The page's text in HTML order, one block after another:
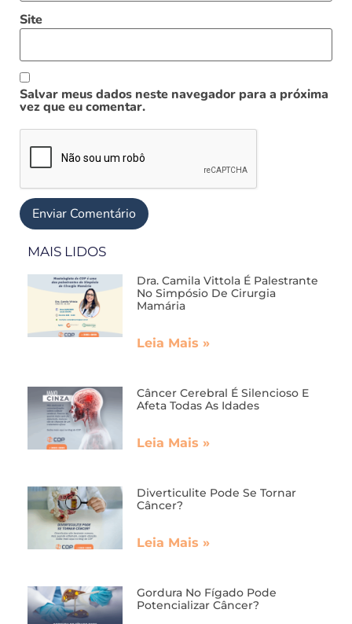
Site
Salvar meus dados neste navegador para a próxima
vez que eu comentar.
MAIS LIDOS
Dra. Camila Vittola É Palestrante
No Simpósio De Cirurgia
Mamária
Leia Mais »
Câncer Cerebral É Silencioso E
Afeta Todas As Idades
Leia Mais »
Diverticulite Pode Se Tornar
Câncer?
Leia Mais »
Gordura No Fígado Pode
Potencializar Câncer?